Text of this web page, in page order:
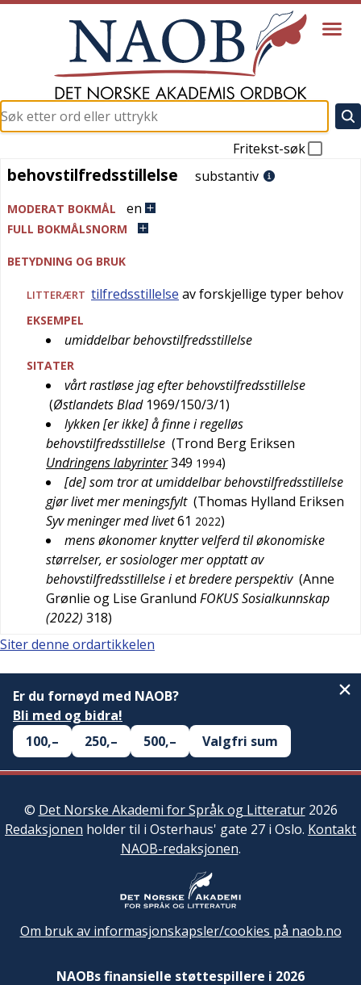
Fritekst-søk
behovstilfredsstillelse
behovstilfredsstillelse substantiv
MODERAT BOKMÅL en
FULL BOKMÅLSNORM
BETYDNING OG BRUK
LITTERÆRT tilfredsstillelse av forskjellige typer behov
EKSEMPEL
umiddelbar behovstilfredsstillelse
SITATER
vårt rastløse jag efter behovstilfredsstillelse
(Østlandets Blad 1969/150/3/1)
lykken [er ikke] å finne i regelløs
behovstilfredsstillelse (Trond Berg Eriksen
Undringens labyrinter349 1994)
[de] som tror at umiddelbar behovstilfredsstillelse
gjør livet mer meningsfylt (Thomas Hylland Eriksen
Syv meninger med livet61 2022)
mens økonomer knytter velferd til økonomiske
størrelser, er sosiologer mer opptatt av
behovstilfredsstillelse i et bredere perspektiv (Anne
Grønlie og Lise Granlund FOKUS Sosialkunnskap
(2022) 318)
Siter denne ordartikkelen
Er du fornøyd med NAOB?
Bli med og bidra!
100,–
250,– 500,– Valgfri sum
© Det Norske Akademi for Språk og Litteratur2026
Redaksjonen holder til i Osterhaus' gate 27 i Oslo. Kontakt
NAOB-redaksjonen.
Om bruk av informasjonskapsler/cookies på naob.no
NAOBs finansielle støttespillere i 2026